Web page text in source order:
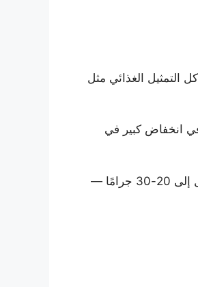
التمثيل الغذائي مثل
انخفاض كبير في
يتضمن النظام الغذائي الكيتوني الأطعمة الغنية بالبروتين والدهون. تقتصر الكربوهيدرات بشكل عام على أقل من 50 جرامًا — وأحيانًا تصل إلى 20-30 جرامًا —